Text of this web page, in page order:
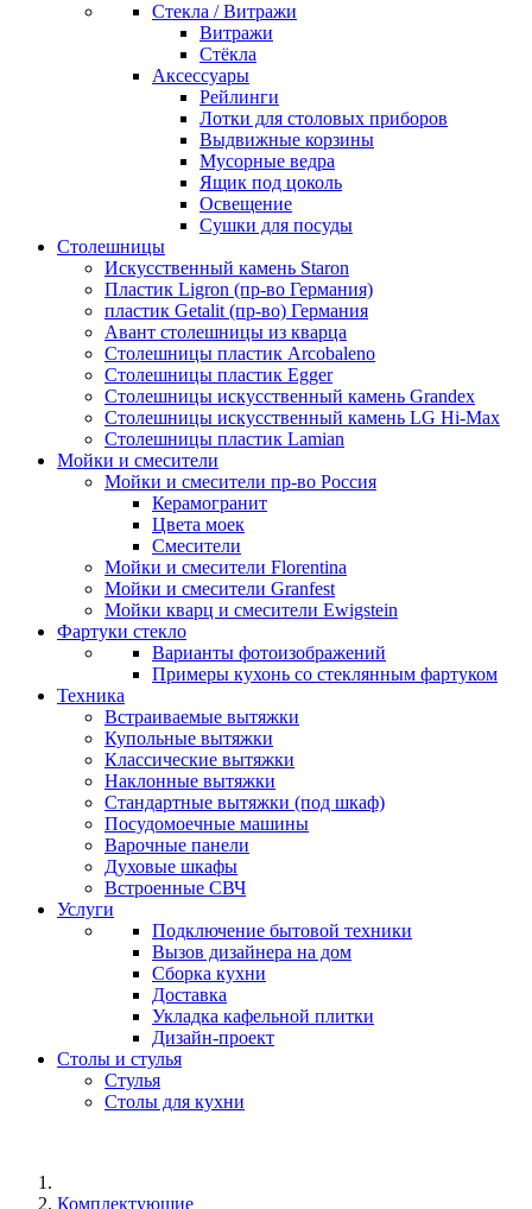
Стекла / Витражи
Витражи
Стёкла
Аксессуары
Рейлинги
Лотки для столовых приборов
Выдвижные корзины
Мусорные ведра
Ящик под цоколь
Освещение
Сушки для посуды
Столешницы
Искусственный камень Staron
Пластик Ligron (пр-во Германия)
пластик Getalit (пр-во) Германия
Авант столешницы из кварца
Столешницы пластик Arcobaleno
Столешницы пластик Egger
Столешницы искусственный камень Grandex
Столешницы искусственный камень LG Hi-Max
Столешницы пластик Lamian
Мойки и смесители
Мойки и смесители пр-во Россия
Керамогранит
Цвета моек
Смесители
Мойки и смесители Florentina
Мойки и смесители Granfest
Мойки кварц и смесители Ewigstein
Фартуки стекло
Варианты фотоизображений
Примеры кухонь со стеклянным фартуком
Техника
Встраиваемые вытяжки
Купольные вытяжки
Классические вытяжки
Наклонные вытяжки
Стандартные вытяжки (под шкаф)
Посудомоечные машины
Варочные панели
Духовые шкафы
Встроенные СВЧ
Услуги
Подключение бытовой техники
Вызов дизайнера на дом
Сборка кухни
Доставка
Укладка кафельной плитки
Дизайн-проект
Столы и стулья
Стулья
Столы для кухни
Комплектующие